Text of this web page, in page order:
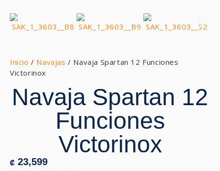
Inicio / Navajas / Navaja Spartan 12 Funciones
Victorinox
Navaja Spartan 12
Funciones
Victorinox
₡ 23,599